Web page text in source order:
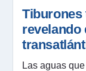
Tiburones
revelando
Las aguas